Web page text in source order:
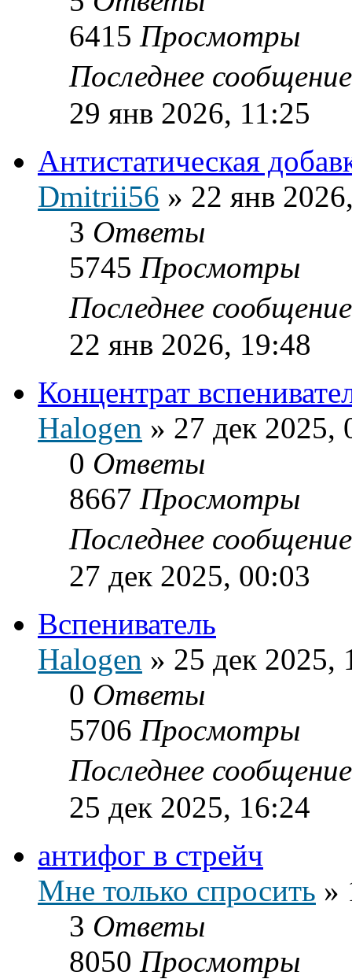
6415 Просмотры
Последнее
29 янв 2026, 11:25
Антистатическая
Dmitrii56 » 22 янв
3 Ответы
5745 Просмотры
Последнее
22 янв 2026, 19:48
Концентрат
Halogen » 27 дек 2025,
0 Ответы
8667 Просмотры
Последнее
27 дек 2025, 00:03
Вспениватель
Halogen » 25 дек 2025,
0 Ответы
5706 Просмотры
Последнее
25 дек 2025, 16:24
антифог в стрейч
Мне только спросить »
3 Ответы
8050 Просмотры